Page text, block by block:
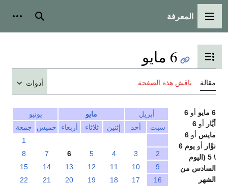
القائمة الرئيسية
المعرفة بحث
تبديل عرض جدول المحتويات
6 مايو
مقالة ناقش هذه الصفحة أدوات
أبريل مايو
يونيو
سبت
أحد إثنين ثلاثاء أربعاء خميس
جمعة
1
2
3
4
5
6
7
8
9
10
11
12
13
14
15
16
17
18
19
20
21
22
6 مايو أو 6
أيَّار أو 6
مايس أو 6
نوَّار أو
يوم 6
\ 5 (اليوم
السادس من
الشهر